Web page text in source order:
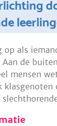
op als
de
mensen
klasgenoten